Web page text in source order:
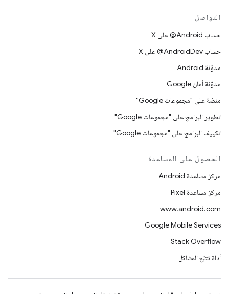
التواصل
حساب ‎@Android على X
حساب ‎@AndroidDev على X
مدوّنة Android
مدوّنة أمان Google
منصّة على "مجموعات Google"
تطوير البرامج على "مجموعات Google"
تكييف البرامج على "مجموعات Google"
الحصول على المساعدة
مركز مساعدة Android
مركز مساعدة Pixel
www.android.com
Google Mobile Services
Stack Overflow
أداة تتبّع المشاكل